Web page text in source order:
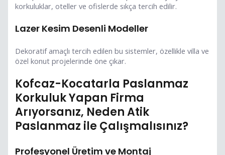
korkuluklar, oteller ve ofislerde sıkça tercih edilir.
Lazer Kesim Desenli Modeller
Dekoratif amaçlı tercih edilen bu sistemler, özellikle villa ve
özel konut projelerinde öne çıkar.
Kofcaz-Kocatarla Paslanmaz
Korkuluk Yapan Firma
Arıyorsanız, Neden Atik
Paslanmaz ile Çalışmalısınız?
Profesyonel Üretim ve Montaj